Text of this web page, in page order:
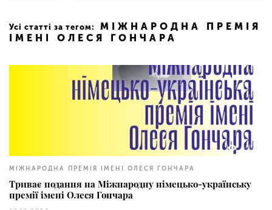
Усі статті за тегом:
МІЖНАРОДНА ПРЕМІЯ
ІМЕНІ ОЛЕСЯ ГОНЧАРА
686
МІЖНАРОДНА ПРЕМІЯ ІМЕНІ ОЛЕСЯ ГОНЧАРА
Триває подання на Міжнародну німецько-українську
премії імені Олеся Гончара